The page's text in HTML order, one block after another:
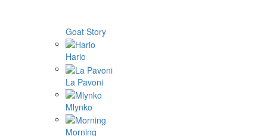
Goat Story
Hario
La Pavoni
Mlynko
Morning